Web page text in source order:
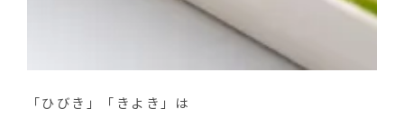
「ひびき」「きよき」は